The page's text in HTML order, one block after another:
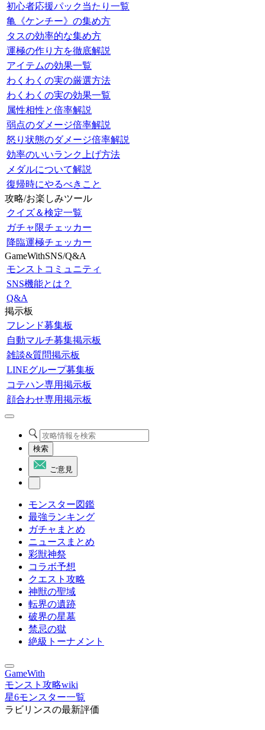
初心者応援パック当たり一覧
亀《ケンチー》の集め方
タスの効率的な集め方
運極の作り方を徹底解説
アイテムの効果一覧
わくわくの実の厳選方法
わくわくの実の効果一覧
属性相性と倍率解説
弱点のダメージ倍率解説
怒り状態のダメージ倍率解説
効率のいいランク上げ方法
メダルについて解説
復帰時にやるべきこと
攻略/お楽しみツール
クイズ＆検定一覧
ガチャ限チェッカー
降臨運極チェッカー
GameWithSNS/Q&A
モンストコミュニティ
SNS機能とは？
Q&A
掲示板
フレンド募集板
自動マルチ募集掲示板
雑談&質問掲示板
LINEグループ募集板
コテハン専用掲示板
顔合わせ専用掲示板
検索
ご意見
モンスター図鑑
最強ランキング
ガチャまとめ
ニュースまとめ
彩獣神祭
コラボ予想
クエスト攻略
神獣の聖域
転界の遺跡
破界の星墓
禁忌の獄
絶級トーナメント
GameWith
モンスト攻略wiki
星6モンスター一覧
ラビリンスの最新評価